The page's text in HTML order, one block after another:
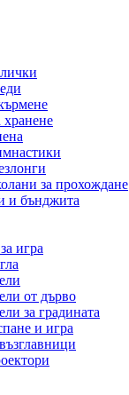
хранене
за прохождане
и бънджита
игра
от дърво
за градината
и игра